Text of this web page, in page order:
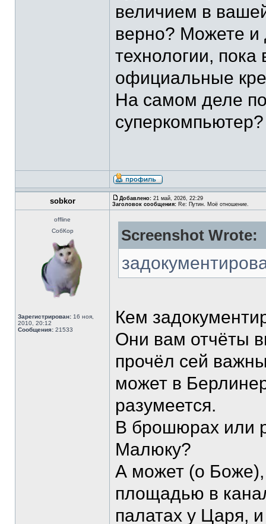
величием в
верно? Можете
технологии,
официальные
На самом деле
sobkor Добавлено: 21 май, 2026, 22:29
Заголовок сообщения: Re: Путин. Моё отношение.
offline
СобКор
Зарегистрирован: 16 ноя,
2010, 20:12
Сообщения: 21533
Screenshot Wrote:
Кем
Они вам отчёты
прочёл сей
может в
разумеется.
В брошюрах или
Малюку?
А может (о Боже),
площадью в
палатах у Царя,